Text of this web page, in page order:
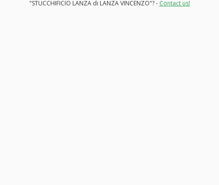
"STUCCHIFICIO LANZA di LANZA VINCENZO"? - Contact us!